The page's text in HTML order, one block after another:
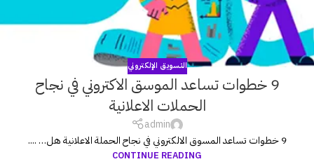
التسويق الإلكتروني
9 خطوات تساعد الموسق الاكتروني في نجاح
الحملات الاعلانية
admin
9 خطوات تساعد المسوق الالكتروني في نجاح الحملة الاعلانية هل… ....
CONTINUE READING